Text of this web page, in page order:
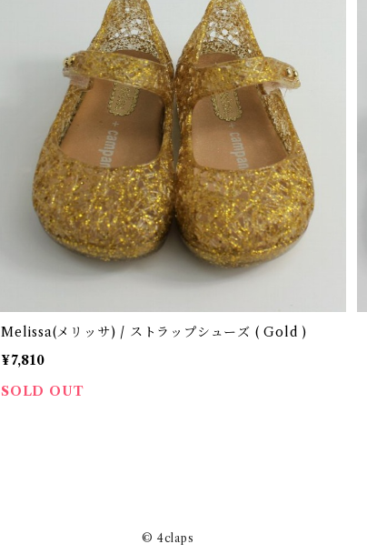
Melissa(メリッサ) / ストラップシューズ ( Gold )
¥7,810
SOLD OUT
© 4claps